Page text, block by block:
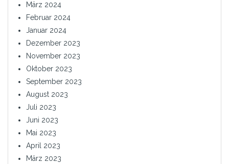
März 2024
Februar 2024
Januar 2024
Dezember 2023
November 2023
Oktober 2023
September 2023
August 2023
Juli 2023
Juni 2023
Mai 2023
April 2023
März 2023